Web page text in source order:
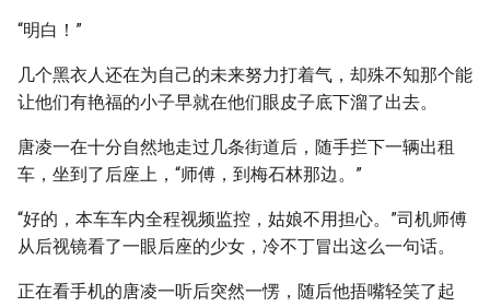
“明白！”
几个黑衣人还在为自己的未来努力打着气，却殊不知那个能
让他们有艳福的小子早就在他们眼皮子底下溜了出去。
唐凌一在十分自然地走过几条街道后，随手拦下一辆出租
车，坐到了后座上，“师傅，到梅石林那边。”
“好的，本车车内全程视频监控，姑娘不用担心。”司机师傅
从后视镜看了一眼后座的少女，冷不丁冒出这么一句话。
正在看手机的唐凌一听后突然一愣，随后他捂嘴轻笑了起